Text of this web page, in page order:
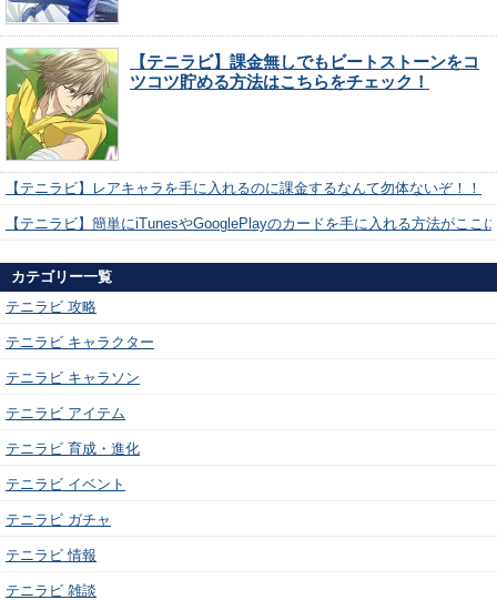
【テニラビ】課金無しでもビートストーンをコ
ツコツ貯める方法はこちらをチェック！
【テニラビ】レアキャラを手に入れるのに課金するなんて勿体ないぞ！！
【テニラビ】簡単にiTunesやGooglePlayのカードを手に入れる方法がここ
カテゴリー一覧
テニラビ 攻略
テニラビ キャラクター
テニラビ キャラソン
テニラビ アイテム
テニラビ 育成・進化
テニラビ イベント
テニラビ ガチャ
テニラビ 情報
テニラビ 雑談